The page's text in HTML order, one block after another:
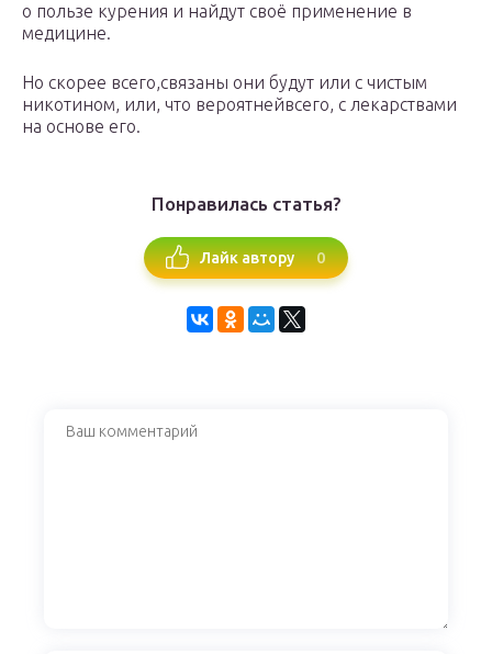
о пользе курения и найдут своё применение в
медицине.
Но скорее всего,связаны они будут или с чистым
никотином, или, что вероятнейвсего, с лекарствами
на основе его.
Понравилась статья?
Лайк автору 0